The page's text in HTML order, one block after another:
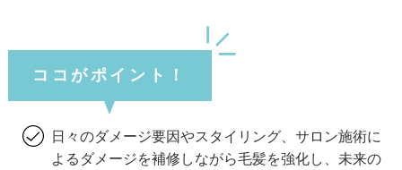
ココがポイント！
日々のダメージ要因やスタイリング、サロン施術に
よるダメージを補修しながら毛髪を強化し、未来の